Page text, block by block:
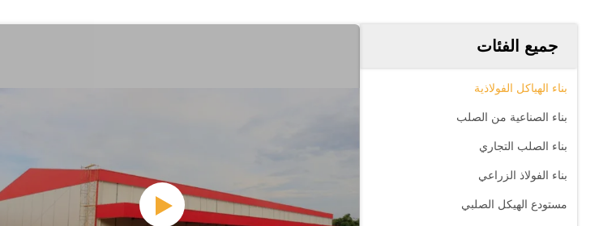
جميع الفئات
بناء الهياكل الفولاذية
بناء الصناعية من الصلب
بناء الصلب التجاري
بناء الفولاذ الزراعي
مستودع الهيكل الصلبي